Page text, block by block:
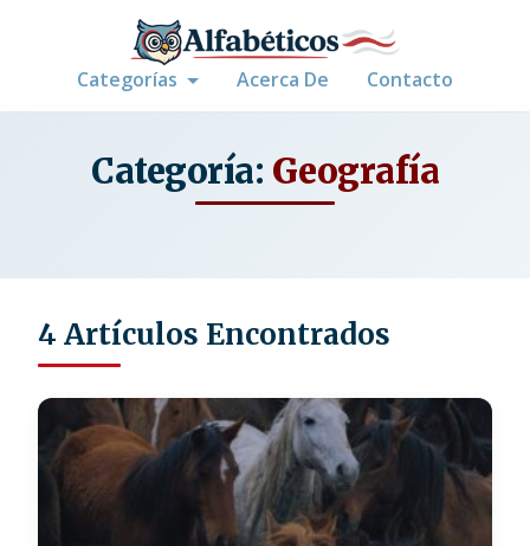
Categorías Acerca De Contacto
Categoría: Geografía
4 Artículos Encontrados